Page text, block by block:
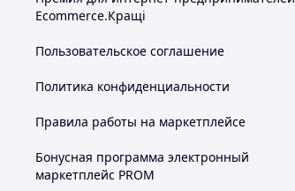
Ecommerce.Кращі
Пользовательское соглашение
Политика конфиденциальности
Правила работы на маркетплейсе
Бонусная программа электронный
маркетплейс PROM